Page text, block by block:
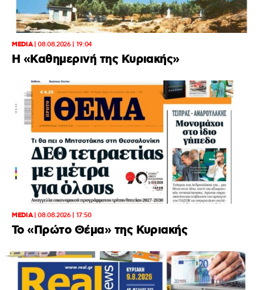
MEDIA|08.08.2026 | 19:04
H «Καθημερινή της Κυριακής»
MEDIA|08.08.2026 | 17:50
Το «Πρώτο Θέμα» της Κυριακής